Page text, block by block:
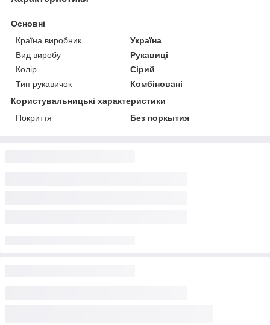
Основні
Країна виробник
Україна
Вид виробу
Рукавиці
Колір
Сірий
Тип рукавичок
Комбіновані
Користувальницькі характеристики
Покриття
Без поркытия